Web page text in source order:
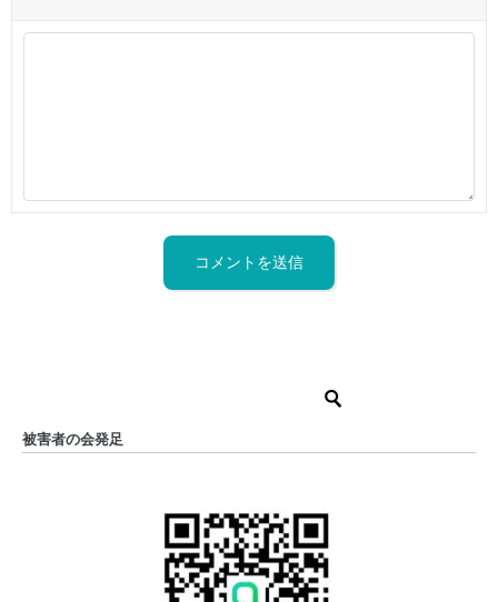
被害者の会発足